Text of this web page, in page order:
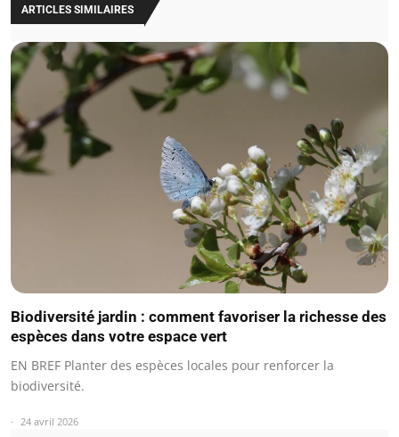
ARTICLES SIMILAIRES
Biodiversité jardin : comment favoriser la richesse des
espèces dans votre espace vert
EN BREF Planter des espèces locales pour renforcer la
biodiversité.
24 avril 2026